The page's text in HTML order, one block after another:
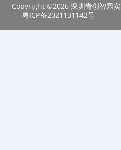
Copyright ©2026 深圳青创智园
粤ICP备2021131142号